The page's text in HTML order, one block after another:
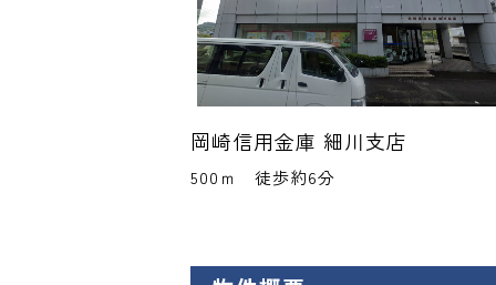
岡崎信用金庫 細川支店
500ｍ 徒歩約6分